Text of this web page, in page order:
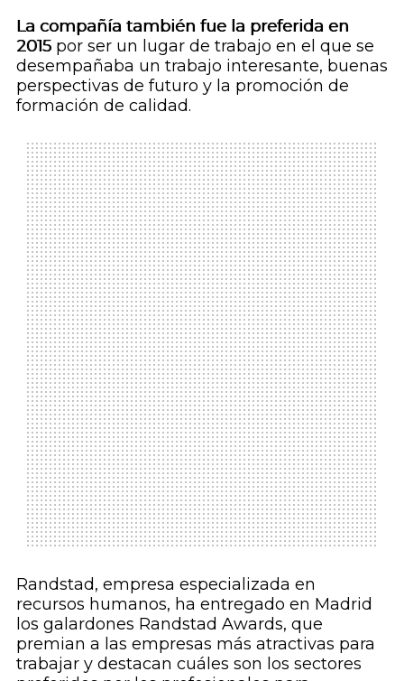
La compañía también fue la preferida en
2015por ser un lugar de trabajo en el que se
desempañaba un trabajo interesante, buenas
perspectivas de futuro y la promoción de
formación de calidad.
Randstad, empresa especializada en
recursos humanos, ha entregado en Madrid
los galardones Randstad Awards, que
premian a las empresas más atractivas para
trabajar y destacan cuáles son los sectores